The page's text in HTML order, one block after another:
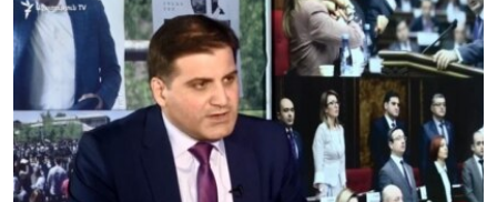
ՏԱՐԱԾԱՇՐՋԱՆ
ՄԻՋԱԶԳԱՅԻՆ
ՄՇԱԿՈՒՅԹ
ՍՊՈՐՏ
ՄԵԿՆԱԲԱՆՈՒԹՅՈՒՆ